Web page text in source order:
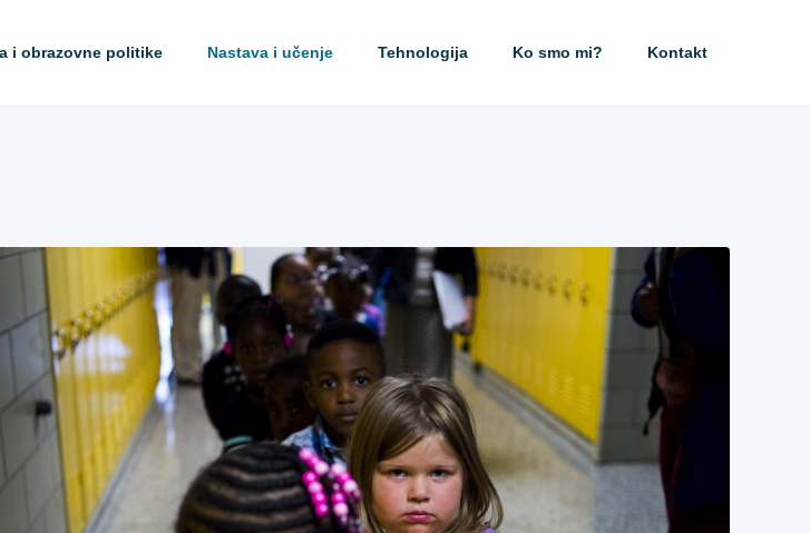
i obrazovne politike Nastava i učenje Tehnologija Ko smo mi? Kontakt